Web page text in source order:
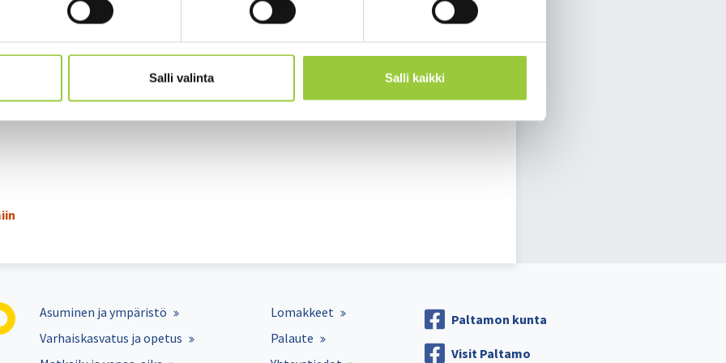
Salli valinta Salli kaikki
kisataan 28.−29.7. Kuhakunkussa.
Kuhan FM valikoiduilla kuuntelualueilla. Bileistä lauantain myöhäisillassa
Asuminen ja ympäristö
Varhaiskasvatus ja opetus
Lomakkeet
Palaute
Paltamon kunta
Visit Paltamo